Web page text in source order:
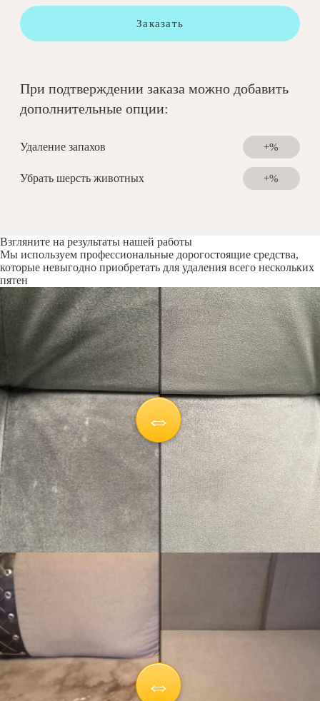
Заказать
При подтверждении заказа можно добавить
дополнительные опции:
Удаление запахов +%
Убрать шерсть животных +%
Взгляните на результаты нашей работы
Мы используем профессиональные дорогостоящие средства,
которые невыгодно приобретать для удаления всего нескольких
пятен